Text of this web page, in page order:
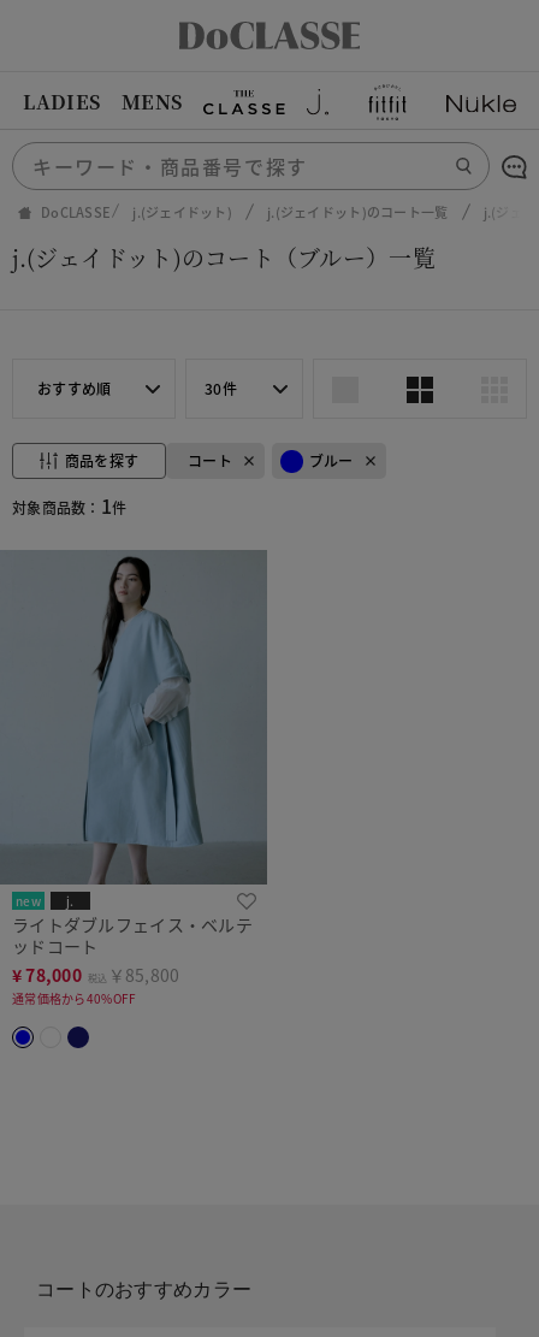
LADIES MENS
DoCLASSE j.(ジェイドット) j.(ジェイドット)のコート一覧 j.(ジェ
j.(ジェイドット)のコート（ブルー）一覧
おすすめ順 30件
商品を探す コート ブルー
対象商品数： 1件
new j.
ライトダブルフェイス・ベルテ
ッドコート
¥78,000 税込 ￥85,800
通常価格から40%OFF
コートのおすすめカラー